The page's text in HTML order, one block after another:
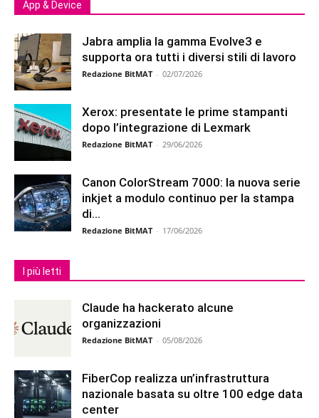
App & Device
Jabra amplia la gamma Evolve3 e
supporta ora tutti i diversi stili di lavoro
Redazione BitMAT - 02/07/2026
Xerox: presentate le prime stampanti
dopo l’integrazione di Lexmark
Redazione BitMAT - 29/06/2026
Canon ColorStream 7000: la nuova serie
inkjet a modulo continuo per la stampa
di...
Redazione BitMAT - 17/06/2026
I più letti
Claude ha hackerato alcune
organizzazioni
Redazione BitMAT - 05/08/2026
FiberCop realizza un’infrastruttura
nazionale basata su oltre 100 edge data
center